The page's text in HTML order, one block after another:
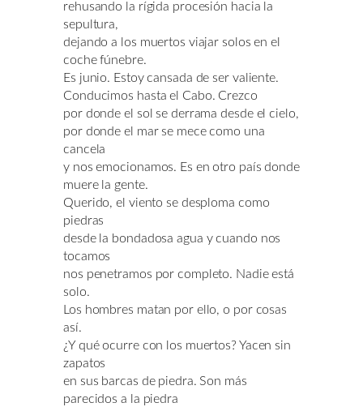
rehusando la rígida procesión hacia la
sepultura,
dejando a los muertos viajar solos en el
coche fúnebre.
Es junio. Estoy cansada de ser valiente.
Conducimos hasta el Cabo. Crezco
por donde el sol se derrama desde el cielo,
por donde el mar se mece como una
cancela
y nos emocionamos. Es en otro país donde
muere la gente.
Querido, el viento se desploma como
piedras
desde la bondadosa agua y cuando nos
tocamos
nos penetramos por completo. Nadie está
solo.
Los hombres matan por ello, o por cosas
así.
¿Y qué ocurre con los muertos? Yacen sin
zapatos
en sus barcas de piedra. Son más
parecidos a la piedra